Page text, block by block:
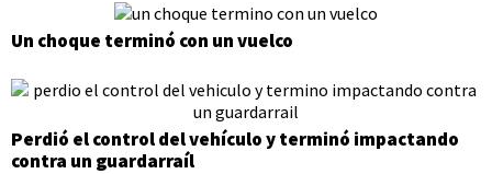
Un choque terminó con un vuelco
Perdió el control del vehículo y terminó impactando
contra un guardarraíl